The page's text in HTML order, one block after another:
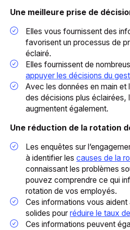
Une meilleure prise de
Elles vous fournissent des
favorisent un processus de
éclairé.
Elles fournissent de
appuyer les décisions du
Avec les données en main
des décisions plus éclairées,
augmentent également.
Une réduction de la rotation
Les enquêtes sur
à identifier lescauses de la
connaissant les problèmes
pouvez comprendre ce qui
rotation de vos employés.
Ces informations vous
solides pourréduire le taux
Ces informations peuvent